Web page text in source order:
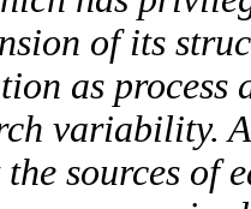
of its
as
variability.
sources of